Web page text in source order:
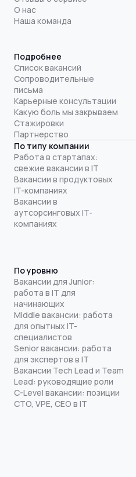
О нас
Наша команда
Подробнее
Список вакансий
Сопроводительные
письма
Карьерные консультации
Какую боль мы закрываем
Стажировки
Партнерство
По типу компании
Работа в стартапах:
свежие вакансии в IT
Вакансии в продуктовых
IT-компаниях
Вакансии в
аутсорсинговых IT-
компаниях
По уровню
Вакансии для Junior:
работа в IT для
начинающих
Middle вакансии: работа
для опытных IT-
специалистов
Senior вакансии: работа
для экспертов в IT
Вакансии Tech Lead и Team
Lead: руководящие роли
C-Level вакансии: позиции
CTO, VPE, CEO в IT